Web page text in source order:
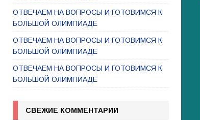
ОТВЕЧАЕМ НА ВОПРОСЫ И ГОТОВИМСЯ К
БОЛЬШОЙ ОЛИМПИАДЕ
ОТВЕЧАЕМ НА ВОПРОСЫ И ГОТОВИМСЯ К
БОЛЬШОЙ ОЛИМПИАДЕ
ОТВЕЧАЕМ НА ВОПРОСЫ И ГОТОВИМСЯ К
БОЛЬШОЙ ОЛИМПИАДЕ
СВЕЖИЕ КОММЕНТАРИИ